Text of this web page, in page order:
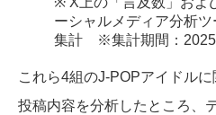
ーシャルメディア分析
集計 ※集計期間：2025
これら4組のJ-POPアイドル
投稿内容を分析したところ、